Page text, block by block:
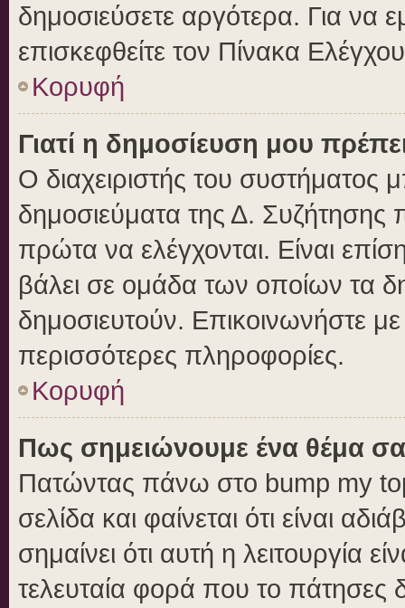
δημοσιεύσετε αργότερα. Για να
επισκεφθείτε τον Πίνακα
Κορυφή
Γιατί η δημοσίευση μου
Ο διαχειριστής του συστήματος
δημοσιεύματα της Δ. Συζήτησης
πρώτα να ελέγχονται. Είναι
βάλει σε ομάδα των οποίων τα
δημοσιευτούν. Επικοινωνήστε
περισσότερες πληροφορίες.
Κορυφή
Πως σημειώνουμε ένα θέμα
Πατώντας πάνω στο bump my
σελίδα και φαίνεται ότι είναι
σημαίνει ότι αυτή η λειτουργία
τελευταία φορά που το πάτησες